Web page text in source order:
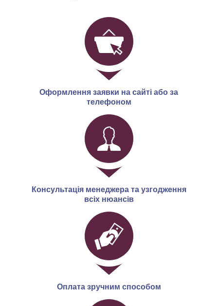
Оформлення заявки на сайті або за
телефоном
Консультація менеджера та узгодження
всіх нюансів
Оплата зручним способом